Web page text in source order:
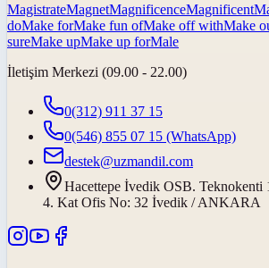
MagistrateMagnetMagnificenceMagnificent
doMake forMake fun ofMake off withMake
sureMake upMake up forMale
İletişim Merkezi (09.00 - 22.00)
0(312) 911 37 15
0(546) 855 07 15 (WhatsApp)
destek@uzmandil.com
Hacettepe İvedik OSB. Teknokenti
4. Kat Ofis No: 32 İvedik / ANKARA